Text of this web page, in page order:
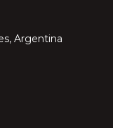
Argentina